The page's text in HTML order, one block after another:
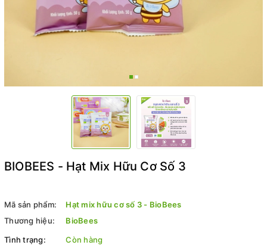
BIOBEES - Hạt Mix Hữu Cơ Số 3
Mã sản phẩm:
Hạt mix hữu cơ số 3 - BioBees
Thương hiệu:
BioBees
Tình trạng:
Còn hàng